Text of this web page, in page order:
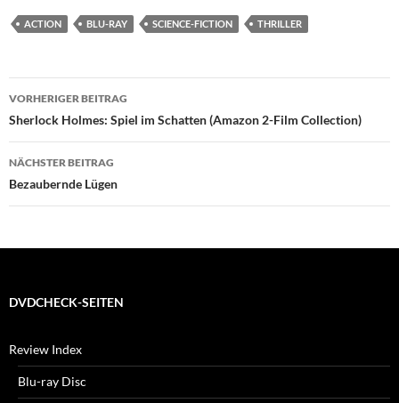
ACTION BLU-RAY SCIENCE-FICTION THRILLER
Beitragsnavigation
VORHERIGER BEITRAG
Sherlock Holmes: Spiel im Schatten (Amazon 2-Film Collection)
NÄCHSTER BEITRAG
Bezaubernde Lügen
DVDCHECK-SEITEN
Review Index
Blu-ray Disc